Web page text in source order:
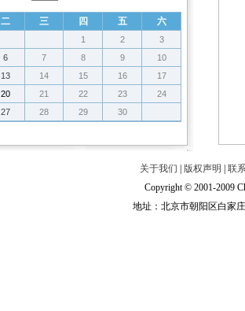
二 三 四 五 六
1 2
3
6 7 8 9
10
13 14 15 16
17
20 21 22 23
24
27 28 29 30
关于我们 版权声明
联
Copyright © 2001-2009
地址：北京市朝阳区白家